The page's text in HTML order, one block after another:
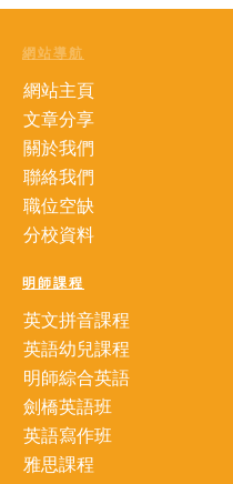
網站導航
網站主頁
文章分享
關於我們
聯絡我們
職位空缺
分校資料
明師課程
英文拼音課程
英語幼兒課程
明師綜合英語
劍橋英語班
英語寫作班
雅思課程